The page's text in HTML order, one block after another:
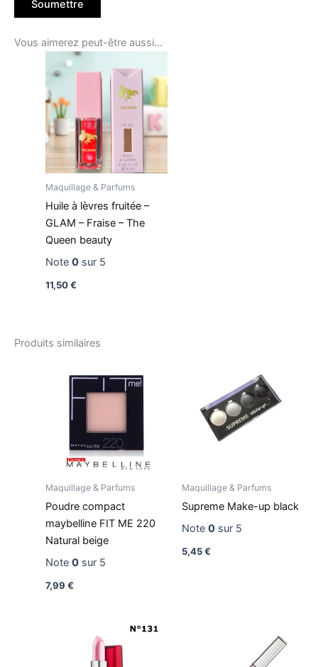
Vous aimerez peut-être aussi…
Maquillage & Parfums
Huile à lèvres fruitée –
GLAM – Fraise – The
Queen beauty
Note 0sur 5
11,50€
Produits similaires
Maquillage & Parfums
Poudre compact
maybelline FIT ME 220
Natural beige
Note 0sur 5
7,99 €
Maquillage & Parfums
Supreme Make-up black
Note 0sur 5
5,45€